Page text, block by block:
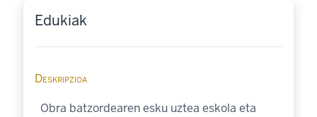
Edukiak
Deskripzioa
Obra batzordearen esku uztea eskola eta